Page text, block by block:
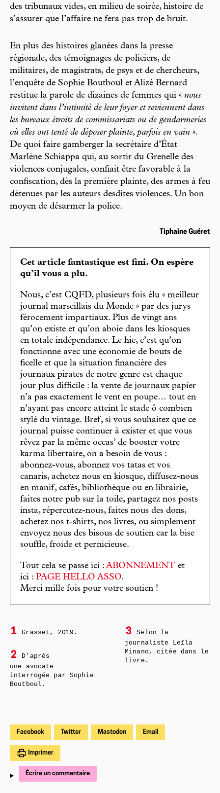
des tribunaux vides, en milieu de soirée, histoire de
s’assurer que l’affaire ne fera pas trop de bruit.
En plus des histoires glanées dans la presse
régionale, des témoignages de policiers, de
militaires, de magistrats, de psys et de chercheurs,
l’enquête de Sophie Boutboul et Alizé Bernard
restitue la parole de dizaines de femmes qui « nous
invitent dans l’intimité de leur foyer et reviennent dans
les bureaux étroits de commissariats ou de gendarmeries
où elles ont tenté de déposer plainte, parfois en vain ».
De quoi faire gamberger la secrétaire d’État
Marlène Schiappa qui, au sortir du Grenelle des
violences conjugales, confiait être favorable à la
confiscation, dès la première plainte, des armes à feu
détenues par les auteurs desdites violences. Un bon
moyen de désarmer la police.
Tiphaine Guéret
Cet article fantastique est fini. On espère
qu’il vous a plu.
Nous, c’est CQFD, plusieurs fois élu « meilleur
journal marseillais du Monde » par des jurys
férocement impartiaux. Plus de vingt ans
qu’on existe et qu’on aboie dans les kiosques
en totale indépendance. Le hic, c’est qu’on
fonctionne avec une économie de bouts de
ficelle et que la situation financière des
journaux pirates de notre genre est chaque
jour plus difficile : la vente de journaux papier
n’a pas exactement le vent en poupe… tout en
n’ayant pas encore atteint le stade ô combien
stylé du vintage. Bref, si vous souhaitez que ce
journal puisse continuer à exister et que vous
rêvez par la même occas’ de booster votre
karma libertaire, on a besoin de vous :
abonnez-vous, abonnez vos tatas et vos
canaris, achetez nous en kiosque, diffusez-nous
en manif, cafés, bibliothèque ou en librairie,
faites notre pub sur la toile, partagez nos posts
insta, répercutez-nous, faites nous des dons,
achetez nos t-shirts, nos livres, ou simplement
envoyez nous des bisous de soutien car la bise
souffle, froide et pernicieuse.
Tout cela se passe ici : ABONNEMENT et
ici : PAGE HELLO ASSO.
Merci mille fois pour votre soutien !
1 Grasset, 2019.
2
D’après
une avocate
interrogée par Sophie
Boutboul.
3
Selon la
journaliste Leïla
Minano, citée dans le
livre.
Facebook Twitter Mastodon Email
Imprimer
Écrire un commentaire